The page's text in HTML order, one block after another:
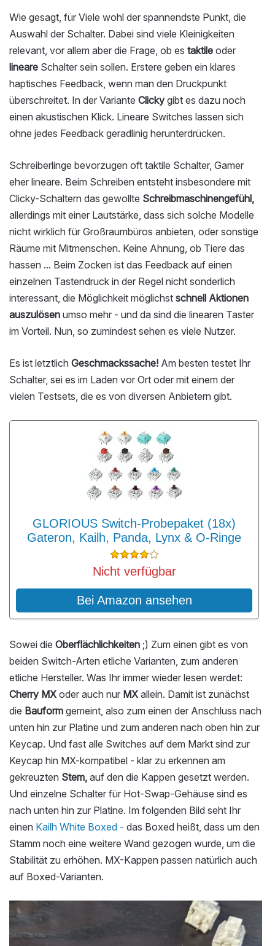
Wie gesagt, für Viele wohl der spannendste Punkt, die
Auswahl der Schalter. Dabei sind viele Kleinigkeiten
relevant, vor allem aber die Frage, ob es taktile oder
lineare Schalter sein sollen. Erstere geben ein klares
haptisches Feedback, wenn man den Druckpunkt
überschreitet. In der Variante Clickygibt es dazu noch
einen akustischen Klick. Lineare Switches lassen sich
ohne jedes Feedback geradlinig herunterdrücken.
Schreiberlinge bevorzugen oft taktile Schalter, Gamer
eher lineare. Beim Schreiben entsteht insbesondere mit
Clicky-Schaltern das gewollte Schreibmaschinengefühl,
allerdings mit einer Lautstärke, dass sich solche Modelle
nicht wirklich für Großraumbüros anbieten, oder sonstige
Räume mit Mitmenschen. Keine Ahnung, ob Tiere das
hassen ... Beim Zocken ist das Feedback auf einen
einzelnen Tastendruck in der Regel nicht sonderlich
interessant, die Möglichkeit möglichst schnell Aktionen
auszulösen umso mehr - und da sind die linearen Taster
im Vorteil. Nun, so zumindest sehen es viele Nutzer.
Es ist letztlich Geschmackssache! Am besten testet Ihr
Schalter, sei es im Laden vor Ort oder mit einem der
vielen Testsets, die es von diversen Anbietern gibt.
GLORIOUS Switch-Probepaket (18x)
Gateron, Kailh, Panda, Lynx & O-Ringe
Nicht verfügbar
Bei Amazon ansehen
Sowei die Oberflächlichkeiten ;) Zum einen gibt es von
beiden Switch-Arten etliche Varianten, zum anderen
etliche Hersteller. Was Ihr immer wieder lesen werdet:
Cherry MXoder auch nur MXallein. Damit ist zunächst
die Bauform gemeint, also zum einen der Anschluss nach
unten hin zur Platine und zum anderen nach oben hin zur
Keycap. Und fast alle Switches auf dem Markt sind zur
Keycap hin MX-kompatibel - klar zu erkennen am
gekreuzten Stem, auf den die Kappen gesetzt werden.
Und einzelne Schalter für Hot-Swap-Gehäuse sind es
nach unten hin zur Platine. Im folgenden Bild seht Ihr
einen Kailh White Boxed - das Boxed heißt, dass um den
Stamm noch eine weitere Wand gezogen wurde, um die
Stabilität zu erhöhen. MX-Kappen passen natürlich auch
auf Boxed-Varianten.